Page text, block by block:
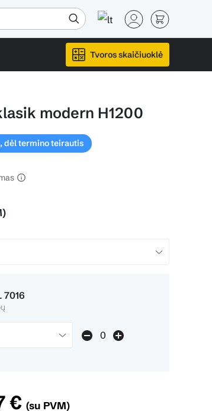
Tvoros skaičiuoklė
modern H1200
dėl termino teirautis
€(su PVM)